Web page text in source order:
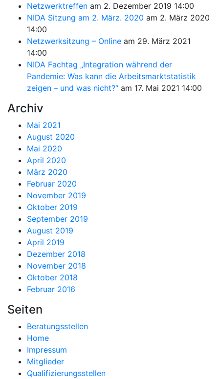
Netzwerktreffen am 2. Dezember 2019 14:00
NIDA Sitzung am 2. März. 2020 am 2. März 2020
14:00
Netzwerksitzung – Online am 29. März 2021
14:00
NIDA Fachtag „Integration während der
Pandemie: Was kann die Arbeitsmarktstatistik
zeigen – und was nicht?“ am 17. Mai 2021 14:00
Archiv
Mai 2021
August 2020
Mai 2020
April 2020
März 2020
Februar 2020
November 2019
Oktober 2019
September 2019
August 2019
April 2019
Dezember 2018
November 2018
Oktober 2018
Februar 2016
Seiten
Beratungsstellen
Home
Impressum
Mitglieder
Qualifizierungsstellen